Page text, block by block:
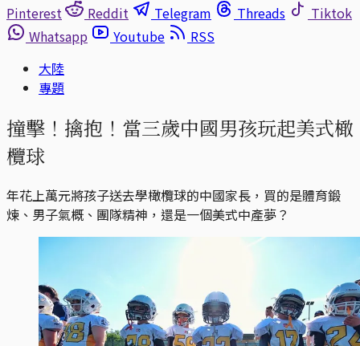
Pinterest
Reddit Telegram Threads
Tiktok
Whatsapp
Youtube
RSS
大陸
專題
撞擊！擒抱！當三歲中國男孩玩起美式橄
欖球
年花上萬元將孩子送去學橄欖球的中國家長，買的是體育鍛
煉、男子氣概、團隊精神，還是一個美式中產夢？